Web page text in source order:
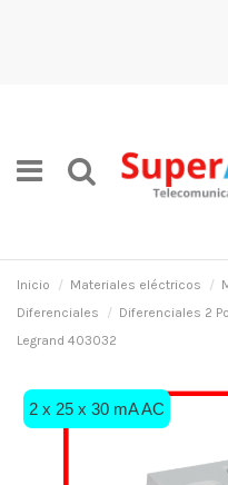
Inicio Materiales eléctricos
Diferenciales
Diferenciales 2
Legrand 403032
2 x 25 x 30 mA AC